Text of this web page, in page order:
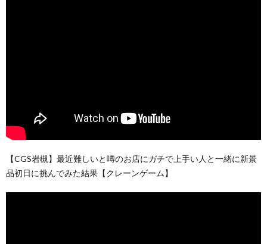
【CGS岩槻】最近難しいと噂のお店にガチで上手い人と一緒に新景
品初日に挑んでみた結果【クレーンゲーム】